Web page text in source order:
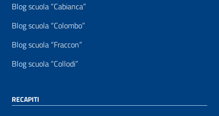
Blog scuola “Cabianca”
Blog scuola “Colombo”
Blog scuola “Fraccon”
Blog scuola “Collodi”
RECAPITI